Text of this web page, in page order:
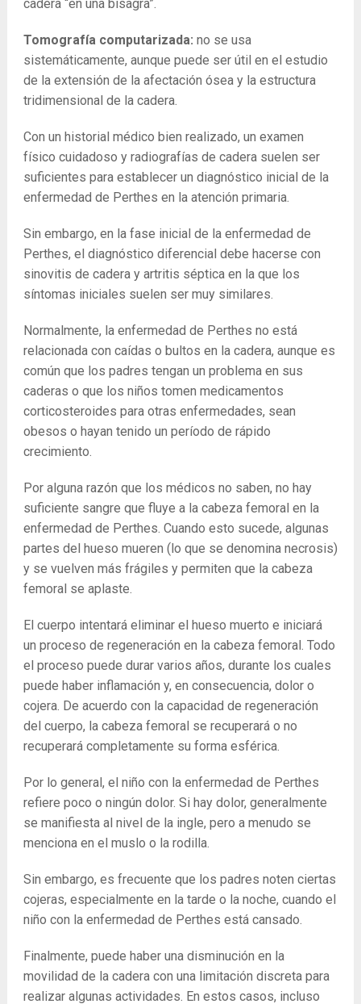
cadera “en una bisagra”.
Tomografía computarizada: no se usa
sistemáticamente, aunque puede ser útil en el estudio
de la extensión de la afectación ósea y la estructura
tridimensional de la cadera.
Con un historial médico bien realizado, un examen
físico cuidadoso y radiografías de cadera suelen ser
suficientes para establecer un diagnóstico inicial de la
enfermedad de Perthes en la atención primaria.
Sin embargo, en la fase inicial de la enfermedad de
Perthes, el diagnóstico diferencial debe hacerse con
sinovitis de cadera y artritis séptica en la que los
síntomas iniciales suelen ser muy similares.
Normalmente, la enfermedad de Perthes no está
relacionada con caídas o bultos en la cadera, aunque es
común que los padres tengan un problema en sus
caderas o que los niños tomen medicamentos
corticosteroides para otras enfermedades, sean
obesos o hayan tenido un período de rápido
crecimiento.
Por alguna razón que los médicos no saben, no hay
suficiente sangre que fluye a la cabeza femoral en la
enfermedad de Perthes. Cuando esto sucede, algunas
partes del hueso mueren (lo que se denomina necrosis)
y se vuelven más frágiles y permiten que la cabeza
femoral se aplaste.
El cuerpo intentará eliminar el hueso muerto e iniciará
un proceso de regeneración en la cabeza femoral. Todo
el proceso puede durar varios años, durante los cuales
puede haber inflamación y, en consecuencia, dolor o
cojera. De acuerdo con la capacidad de regeneración
del cuerpo, la cabeza femoral se recuperará o no
recuperará completamente su forma esférica.
Por lo general, el niño con la enfermedad de Perthes
refiere poco o ningún dolor. Si hay dolor, generalmente
se manifiesta al nivel de la ingle, pero a menudo se
menciona en el muslo o la rodilla.
Sin embargo, es frecuente que los padres noten ciertas
cojeras, especialmente en la tarde o la noche, cuando el
niño con la enfermedad de Perthes está cansado.
Finalmente, puede haber una disminución en la
movilidad de la cadera con una limitación discreta para
realizar algunas actividades. En estos casos, incluso